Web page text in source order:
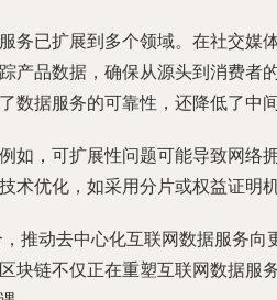
务已扩展到多个领域。在社交
产品数据，确保从源头到消费
据服务的可靠性，还降低了中间
如，可扩展性问题可能导致网
优化，如采用分片或权益证明
推动去中心化互联网数据服务
块链不仅正在重塑互联网数据